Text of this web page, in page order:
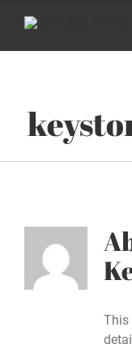
content
This